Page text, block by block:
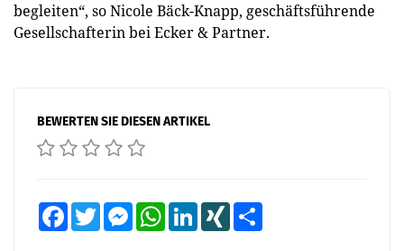
begleiten“, so Nicole Bäck-Knapp, geschäftsführende
Gesellschafterin bei Ecker & Partner.
BEWERTEN SIE DIESEN ARTIKEL
FacebookTwitter MessengerWhatsAppLinkedInXING